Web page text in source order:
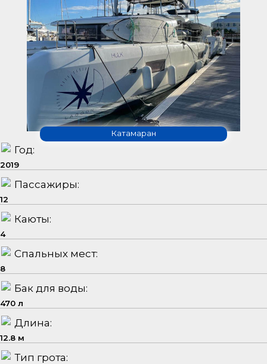
Катамаран
Год:
2019
Пассажиры:
12
Каюты:
4
Спальных мест:
8
Бак для воды:
470 л
Длина:
12.8 м
Тип грота: